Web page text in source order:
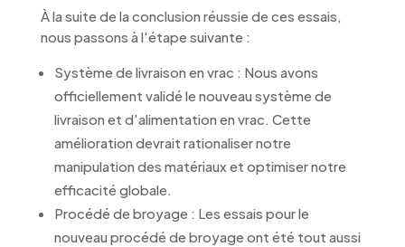
À la suite de la conclusion réussie de ces essais,
nous passons à l'étape suivante :
Système de livraison en vrac : Nous avons
officiellement validé le nouveau système de
livraison et d'alimentation en vrac. Cette
amélioration devrait rationaliser notre
manipulation des matériaux et optimiser notre
efficacité globale.
Procédé de broyage : Les essais pour le
nouveau procédé de broyage ont été tout aussi